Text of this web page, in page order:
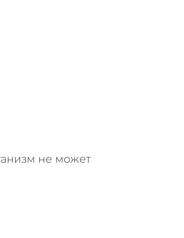
не может